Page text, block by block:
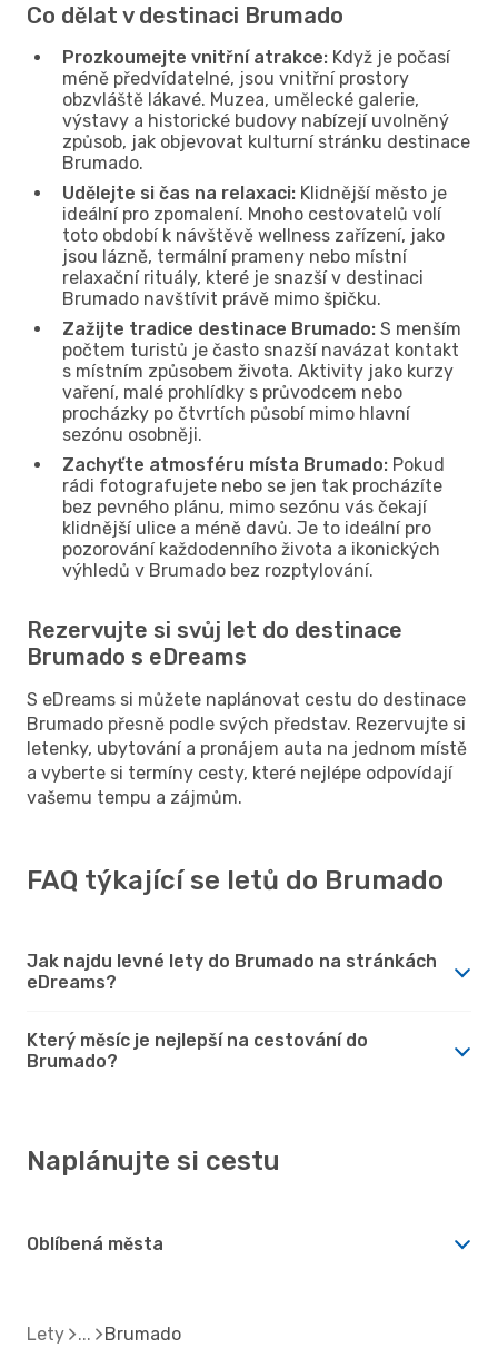
Co dělat v destinaci Brumado
Prozkoumejte vnitřní atrakce: Když je počasí
méně předvídatelné, jsou vnitřní prostory
obzvláště lákavé. Muzea, umělecké galerie,
výstavy a historické budovy nabízejí uvolněný
způsob, jak objevovat kulturní stránku destinace
Brumado.
Udělejte si čas na relaxaci: Klidnější město je
ideální pro zpomalení. Mnoho cestovatelů volí
toto období k návštěvě wellness zařízení, jako
jsou lázně, termální prameny nebo místní
relaxační rituály, které je snazší v destinaci
Brumado navštívit právě mimo špičku.
Zažijte tradice destinace Brumado: S menším
počtem turistů je často snazší navázat kontakt
s místním způsobem života. Aktivity jako kurzy
vaření, malé prohlídky s průvodcem nebo
procházky po čtvrtích působí mimo hlavní
sezónu osobněji.
Zachyťte atmosféru místa Brumado: Pokud
rádi fotografujete nebo se jen tak procházíte
bez pevného plánu, mimo sezónu vás čekají
klidnější ulice a méně davů. Je to ideální pro
pozorování každodenního života a ikonických
výhledů v Brumado bez rozptylování.
Rezervujte si svůj let do destinace
Brumado s eDreams
S eDreams si můžete naplánovat cestu do destinace
Brumado přesně podle svých představ. Rezervujte si
letenky, ubytování a pronájem auta na jednom místě
a vyberte si termíny cesty, které nejlépe odpovídají
vašemu tempu a zájmům.
FAQ týkající se letů do Brumado
Jak najdu levné lety do Brumado na stránkách
eDreams?
Který měsíc je nejlepší na cestování do
Brumado?
Naplánujte si cestu
Oblíbená města
Lety Brumado